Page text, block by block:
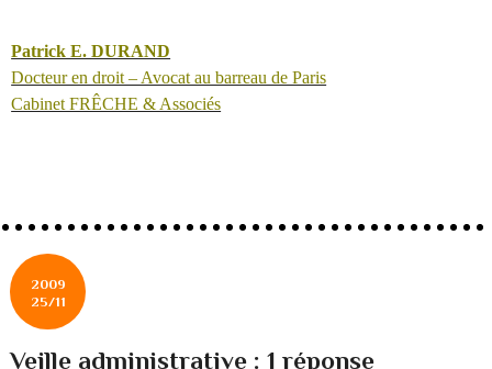
Patrick E. DURAND
Docteur en droit – Avocat au barreau de Paris
Cabinet FRÊCHE & Associés
2009
25/11
Veille administrative : 1 réponse